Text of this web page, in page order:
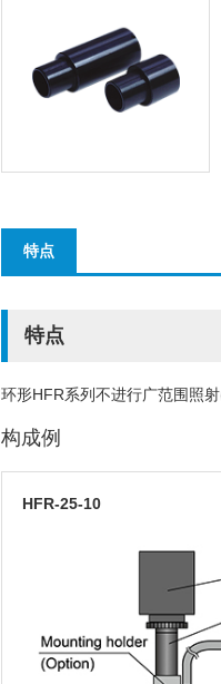
特点
特点
环形HFR系列不进行广范围照
构成例
HFR-25-10